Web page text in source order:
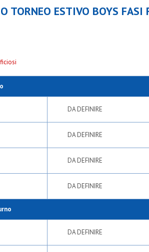
TORNEO ESTIVO BOYS FASI
DA DEFINIRE
DA DEFINIRE
DA DEFINIRE
DA DEFINIRE
DA DEFINIRE